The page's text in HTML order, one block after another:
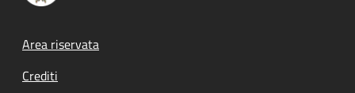
Footer menu
Area riservata
Crediti